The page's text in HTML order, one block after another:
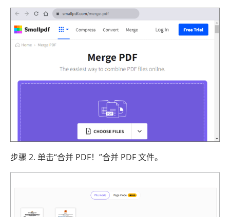
步骤 2. 单击“合并 PDF！”合并 PDF 文件。